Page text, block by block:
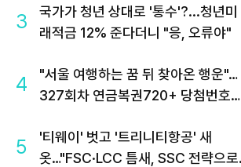
3
국가가 청년 상대로 '통수'?...청년미
래적금 12% 준다더니 "응, 오류야"
4
"서울 여행하는 꿈 뒤 찾아온 행운"…
327회차 연금복권720+ 당첨번호조
5
'티웨이' 벗고 '트리니티항공' 새
옷…"FSC·LCC 틈새, SSC 전략으로